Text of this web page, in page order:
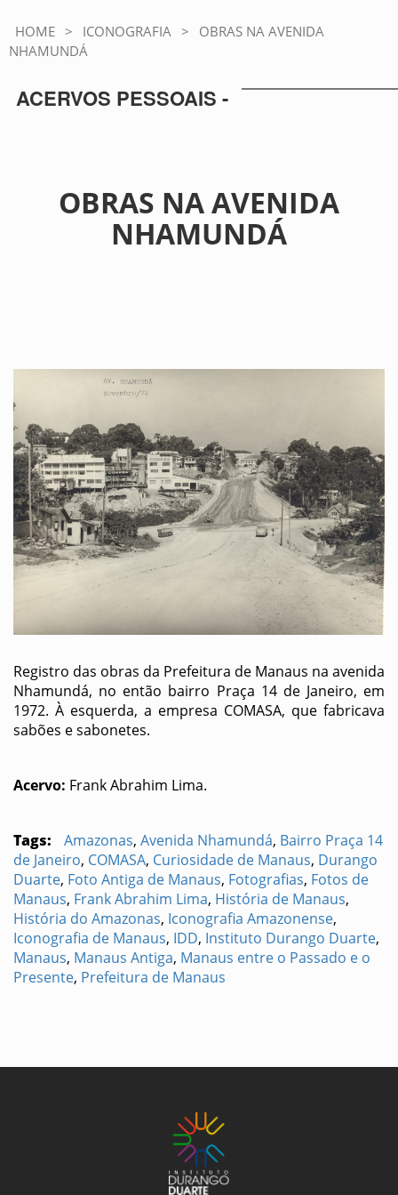
HOME > ICONOGRAFIA >
OBRAS NA AVENIDA
NHAMUNDÁ
ACERVOS PESSOAIS -
OBRAS NA AVENIDA
NHAMUNDÁ
Registro das obras da Prefeitura de Manaus na avenida
Nhamundá, no então bairro Praça 14 de Janeiro, em
1972. À esquerda, a empresa COMASA, que fabricava
sabões e sabonetes.
Acervo: Frank Abrahim Lima.
Tags: Amazonas, Avenida Nhamundá, Bairro Praça 14
de Janeiro, COMASA, Curiosidade de Manaus, Durango
Duarte, Foto Antiga de Manaus, Fotografias, Fotos de
Manaus, Frank Abrahim Lima, História de Manaus,
História do Amazonas, Iconografia Amazonense,
Iconografia de Manaus, IDD, Instituto Durango Duarte,
Manaus, Manaus Antiga, Manaus entre o Passado e o
Presente, Prefeitura de Manaus